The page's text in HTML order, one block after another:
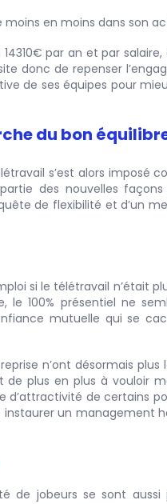
en moins dans son
par an et par salaire,
donc de repenser
de ses équipes pour
du bon
s’est alors imposé
des nouvelles
de flexibilité et d’un
si le télétravail n’était
le 100% présentiel ne
mutuelle qui se
n’ont désormais plus
de plus en plus à vouloir
de certains
un management
de jobeurs se sont aussi